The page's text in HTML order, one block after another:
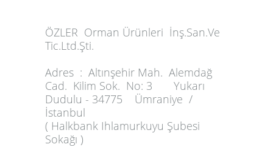
ÖZLER Orman Ürünleri İnş.San.Ve
Tic.Ltd.Şti.
Adres : Altınşehir Mah. Alemdağ
Cad. Kilim Sok. No: 3 Yukarı
Dudulu - 34775 Ümraniye /
İstanbul
( Halkbank Ihlamurkuyu Şubesi
Sokağı )